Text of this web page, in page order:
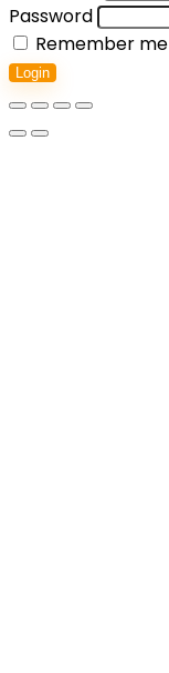
Password
Remember me
Login